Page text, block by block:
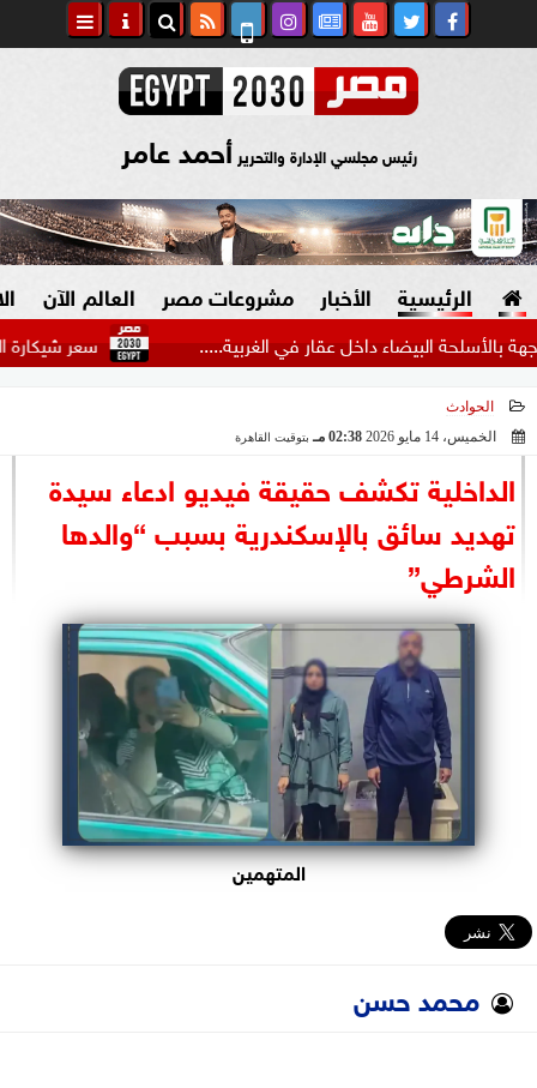
رئيس مجلسي الإدارة والتحرير أحمد عامر
الرئيسية الأخبار
السياسة
الرئاسة
البرلمان
الوزارات
مشروعات مصر
صنع في مصر
العالم الآن
سعر شيكارة العلف البيضاء داخل عقار في الغربية.....
الحوادث
الخميس، 14 مايو 2026
02:38 مـ بتوقيت القاهرة
الداخلية تكشف حقيقة فيديو ادعاء سيدة
تهديد سائق بالإسكندرية بسبب “والدها
الشرطي”
المتهمين
محمد حسن